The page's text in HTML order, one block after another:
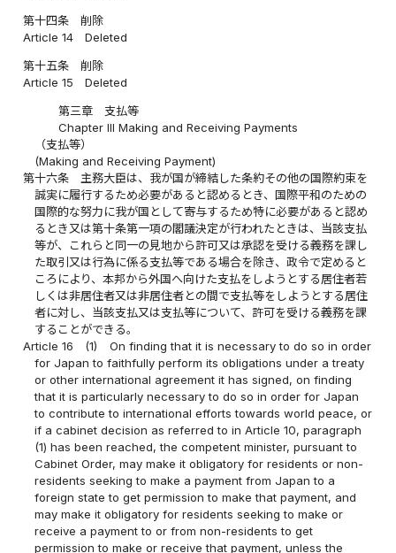
第十四条
削除
Article 14
Deleted
第十五条
削除
Article 15
Deleted
第三章 支払等
Chapter III Making and Receiving Payments
（支払等）
(Making and Receiving Payment)
第十六条
主務大臣は、我が国が締結した条約その他の国際約束を
誠実に履行するため必要があると認めるとき、国際平和のための
国際的な努力に我が国として寄与するため特に必要があると認め
るとき又は第十条第一項の閣議決定が行われたときは、当該支払
等が、これらと同一の見地から許可又は承認を受ける義務を課し
た取引又は行為に係る支払等である場合を除き、政令で定めると
ころにより、本邦から外国へ向けた支払をしようとする居住者若
しくは非居住者又は非居住者との間で支払等をしようとする居住
者に対し、当該支払又は支払等について、許可を受ける義務を課
することができる。
Article 16
(1)
On finding that it is necessary to do so in order
for Japan to faithfully perform its obligations under a treaty
or other international agreement it has signed, on finding
that it is particularly necessary to do so in order for Japan
to contribute to international efforts towards world peace, or
if a cabinet decision as referred to in Article 10, paragraph
(1) has been reached, the competent minister, pursuant to
Cabinet Order, may make it obligatory for residents or non-
residents seeking to make a payment from Japan to a
foreign state to get permission to make that payment, and
may make it obligatory for residents seeking to make or
receive a payment to or from non-residents to get
permission to make or receive that payment, unless the